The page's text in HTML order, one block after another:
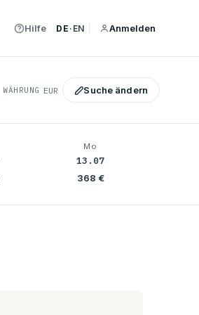
Hilfe DE · EN Anmelden
WÄHRUNG Suche ändern
Mo
13.07
368 €